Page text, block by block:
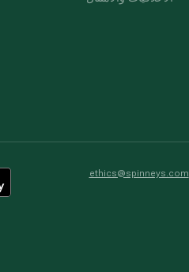
ethics@spinneys.com